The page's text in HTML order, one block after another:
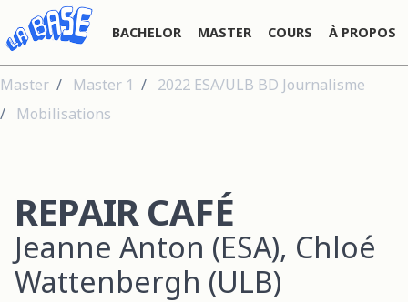
BACHELOR MASTER COURS À PROPOS
Master Master 1
2022 ESA/ULB BD Journalisme
Mobilisations
REPAIR CAFÉ
Jeanne Anton (ESA), Chloé
Wattenbergh (ULB)